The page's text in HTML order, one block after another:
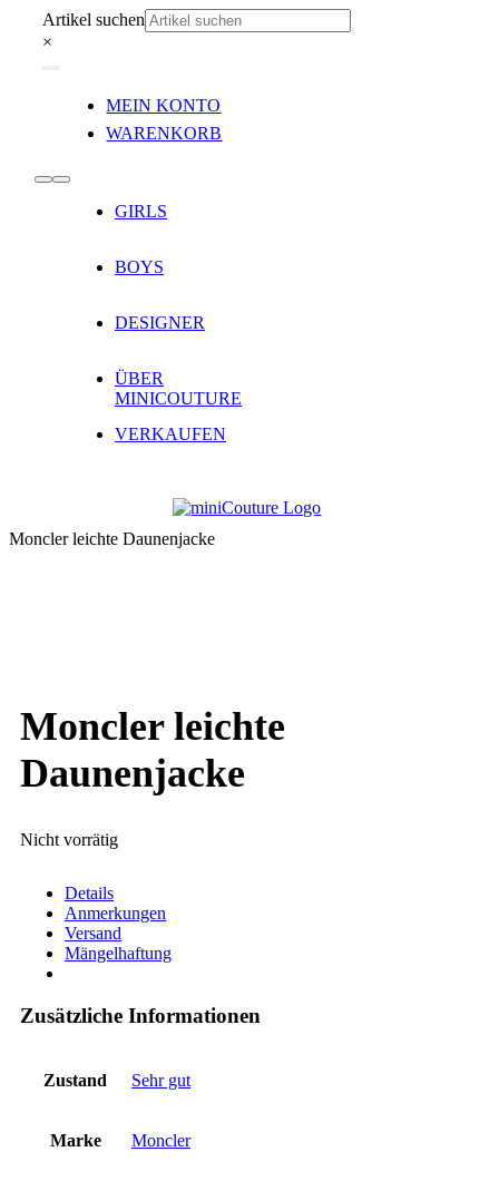
Inhalt
Artikel suchen
×
Navigation
MEIN KONTO
WARENKORB
Toggle
Navigation
GIRLS
BOYS
DESIGNER
ÜBER
MINICOUTURE
VERKAUFEN
Moncler leichte Daunenjacke
Moncler leichte
Daunenjacke
Nicht vorrätig
Details
Anmerkungen
Versand
Mängelhaftung
Zusätzliche Informationen
Zustand Sehr gut
Marke Moncler